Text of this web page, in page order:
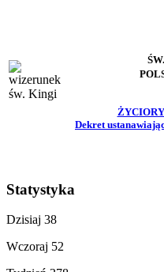
Dekret
Statystyka
Dzisiaj 38
Wczoraj 52